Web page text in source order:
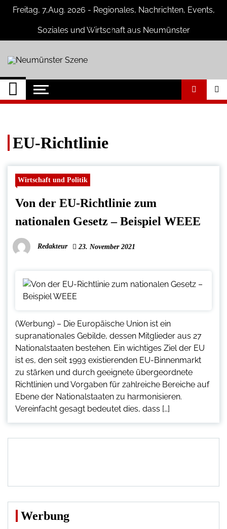
SkipFreitag, 7,Aug. 2026 - Regionales, Nachrichten, Events,
Soziales und Wirtschaft aus Neumünster
Neumünster Szene
Neuigkeiten und Nachrichten aus
Neumünster und Umgebung
EU-Richtlinie
Wirtschaft und Politik
Von der EU-Richtlinie zum
nationalen Gesetz – Beispiel WEEE
Redakteur 23. November 2021
(Werbung) – Die Europäische Union ist ein
supranationales Gebilde, dessen Mitglieder aus 27
Nationalstaaten bestehen. Ein wichtiges Ziel der EU
ist es, den seit 1993 existierenden EU-Binnenmarkt
zu stärken und durch geeignete übergeordnete
Richtlinien und Vorgaben für zahlreiche Bereiche auf
Ebene der Nationalstaaten zu harmonisieren.
Vereinfacht gesagt bedeutet dies, dass […]
Werbung